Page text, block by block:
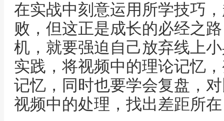
在实战中刻意运用所学技巧
败，但这正是成长的必经之
机，就要强迫自己放弃线上
实践，将视频中的理论记忆
记忆，同时也要学会复盘，
视频中的处理，找出差距所